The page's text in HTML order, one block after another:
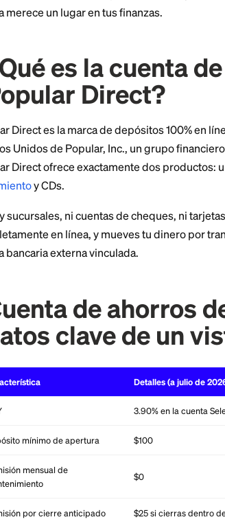
cuenta merece un lugar en tus finanzas.
¿Qué es la
Popular
Popular Direct es la marca de
Estados Unidos de Popular, Inc., un
Popular Direct ofrece exactamente dos
No hay sucursales, ni cuentas de
completamente en línea, y mueves tu
Cuenta de
datos clave de